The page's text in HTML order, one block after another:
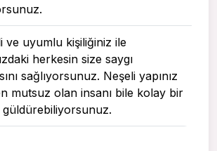
ve uyumlu kişiliğiniz ile
herkesin size saygı
sağlıyorsunuz. Neşeli yapınız
mutsuz olan insanı bile kolay bir
güldürebiliyorsunuz.